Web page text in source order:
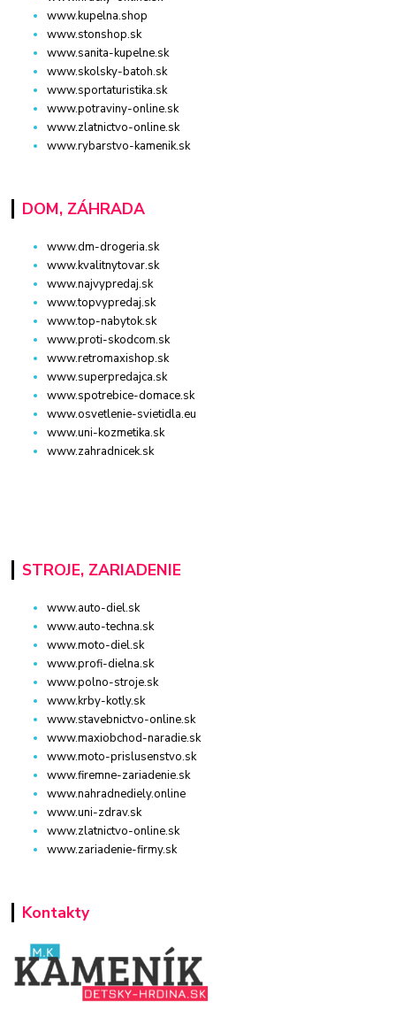
www.kupelna.shop
www.stonshop.sk
www.sanita-kupelne.sk
www.skolsky-batoh.sk
www.sportaturistika.sk
www.potraviny-online.sk
www.zlatnictvo-online.sk
www.rybarstvo-kamenik.sk
DOM, ZÁHRADA
www.dm-drogeria.sk
www.kvalitnytovar.sk
www.najvypredaj.sk
www.topvypredaj.sk
www.top-nabytok.sk
www.proti-skodcom.sk
www.retromaxishop.sk
www.superpredajca.sk
www.spotrebice-domace.sk
www.osvetlenie-svietidla.eu
www.uni-kozmetika.sk
www.zahradnicek.sk
STROJE, ZARIADENIE
www.auto-diel.sk
www.auto-techna.sk
www.moto-diel.sk
www.profi-dielna.sk
www.polno-stroje.sk
www.krby-kotly.sk
www.stavebnictvo-online.sk
www.maxiobchod-naradie.sk
www.moto-prislusenstvo.sk
www.firemne-zariadenie.sk
www.nahradnediely.online
www.uni-zdrav.sk
www.zlatnictvo-online.sk
www.zariadenie-firmy.sk
Kontakty